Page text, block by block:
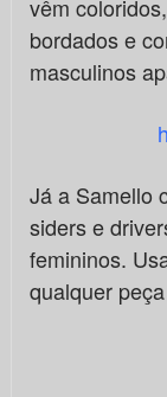
vêm
bordados e
masculinos
Já a Samello
siders e
femininos.
qualquer